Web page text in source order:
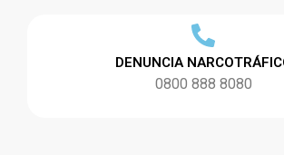
DENUNCIA
0800 888 8080